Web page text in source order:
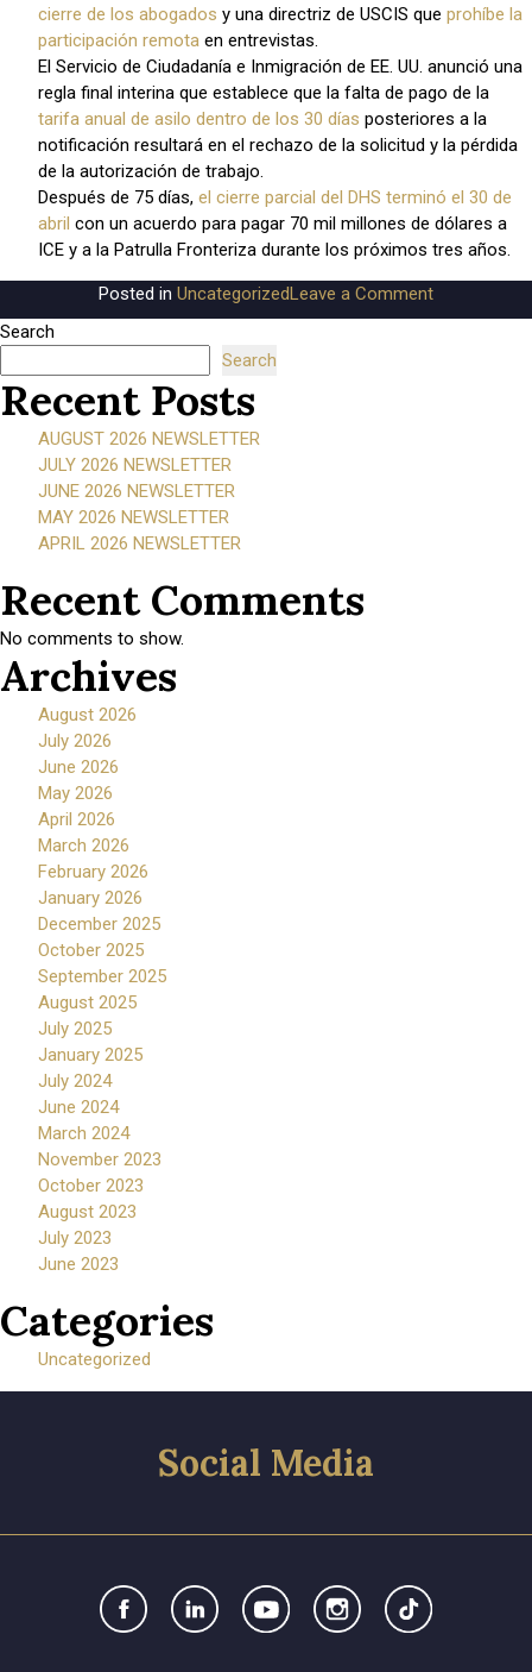
cierre de los abogados y una directriz de USCIS que prohíbe la
participación remota en entrevistas.
El Servicio de Ciudadanía e Inmigración de EE. UU. anunció una
regla final interina que establece que la falta de pago de la
tarifa anual de asilo dentro de los 30 días posteriores a la
notificación resultará en el rechazo de la solicitud y la pérdida
de la autorización de trabajo.
Después de 75 días, el cierre parcial del DHS terminó el 30 de
abril con un acuerdo para pagar 70 mil millones de dólares a
ICE y a la Patrulla Fronteriza durante los próximos tres años.
Posted in UncategorizedLeave a Commenton
MAY
Search
Search
Recent Posts
AUGUST 2026 NEWSLETTER
JULY 2026 NEWSLETTER
JUNE 2026 NEWSLETTER
MAY 2026 NEWSLETTER
APRIL 2026 NEWSLETTER
Recent Comments
No comments to show.
Archives
August 2026
July 2026
June 2026
May 2026
April 2026
March 2026
February 2026
January 2026
December 2025
October 2025
September 2025
August 2025
July 2025
January 2025
July 2024
June 2024
March 2024
November 2023
October 2023
August 2023
July 2023
June 2023
Categories
Uncategorized
Social Media